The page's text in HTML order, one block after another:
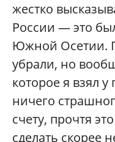
жестко
России — это
Южной Осетии.
убрали, но
которое я взял
ничего
счету, прочтя
сделать скорее